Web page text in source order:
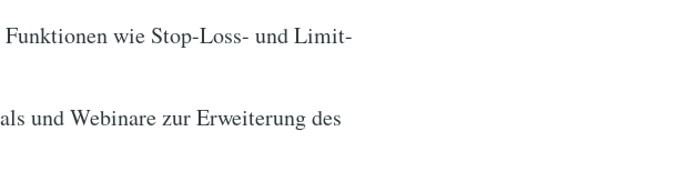
wie Stop-Loss- und Limit-
und Webinare zur Erweiterung des